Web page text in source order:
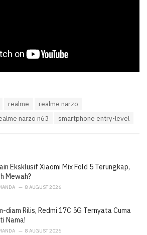
realme
realme narzo
narzo n63 smartphone entry-level
Eksklusif Xiaomi Mix Fold 5 Terungkap,
Mewah?
8 AUGUST 2026
diam Rilis, Redmi 17C 5G Ternyata Cuma
Nama!
8 AUGUST 2026